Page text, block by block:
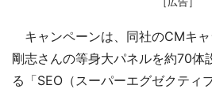
キャンペーンは、同社のCMキ
剛志さんの等身大パネルを約70体
る「SEO（スーパーエグゼクティ